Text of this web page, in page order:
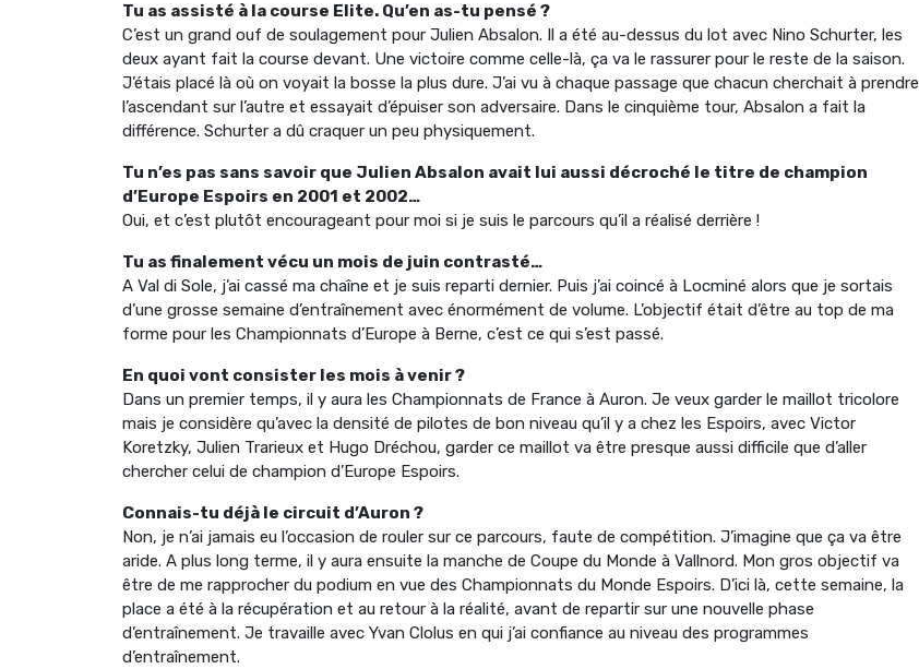
Tu as assisté à la course Elite. Qu’en as-tu pensé ?
C’est un grand ouf de soulagement pour Julien Absalon. Il a été au-dessus du lot avec Nino Schurter, les
deux ayant fait la course devant. Une victoire comme celle-là, ça va le rassurer pour le reste de la saison.
J’étais placé là où on voyait la bosse la plus dure. J’ai vu à chaque passage que chacun cherchait à prendre
l’ascendant sur l’autre et essayait d’épuiser son adversaire. Dans le cinquième tour, Absalon a fait la
différence. Schurter a dû craquer un peu physiquement.
Tu n’es pas sans savoir que Julien Absalon avait lui aussi décroché le titre de champion
d’Europe Espoirs en 2001 et 2002…
Oui, et c’est plutôt encourageant pour moi si je suis le parcours qu’il a réalisé derrière !
Tu as finalement vécu un mois de juin contrasté…
A Val di Sole, j’ai cassé ma chaîne et je suis reparti dernier. Puis j’ai coincé à Locminé alors que je sortais
d’une grosse semaine d’entraînement avec énormément de volume. L’objectif était d’être au top de ma
forme pour les Championnats d’Europe à Berne, c’est ce qui s’est passé.
En quoi vont consister les mois à venir ?
Dans un premier temps, il y aura les Championnats de France à Auron. Je veux garder le maillot tricolore
mais je considère qu’avec la densité de pilotes de bon niveau qu’il y a chez les Espoirs, avec Victor
Koretzky, Julien Trarieux et Hugo Dréchou, garder ce maillot va être presque aussi difficile que d’aller
chercher celui de champion d’Europe Espoirs.
Connais-tu déjà le circuit d’Auron ?
Non, je n’ai jamais eu l’occasion de rouler sur ce parcours, faute de compétition. J’imagine que ça va être
aride. A plus long terme, il y aura ensuite la manche de Coupe du Monde à Vallnord. Mon gros objectif va
être de me rapprocher du podium en vue des Championnats du Monde Espoirs. D’ici là, cette semaine, la
place a été à la récupération et au retour à la réalité, avant de repartir sur une nouvelle phase
d’entraînement. Je travaille avec Yvan Clolus en qui j’ai confiance au niveau des programmes
d’entraînement.